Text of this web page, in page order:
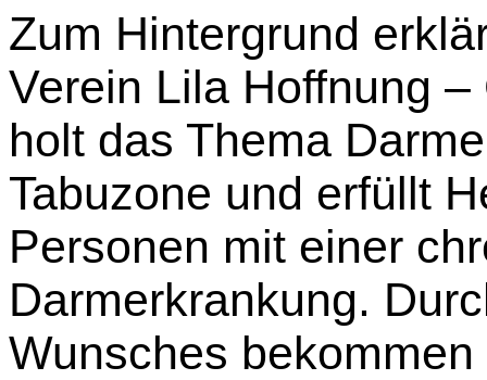
Zum Hintergrund
Verein Lila Hoffnung
holt das Thema
Tabuzone und erfüllt
Personen mit einer
Darmerkrankung.
Wunsches